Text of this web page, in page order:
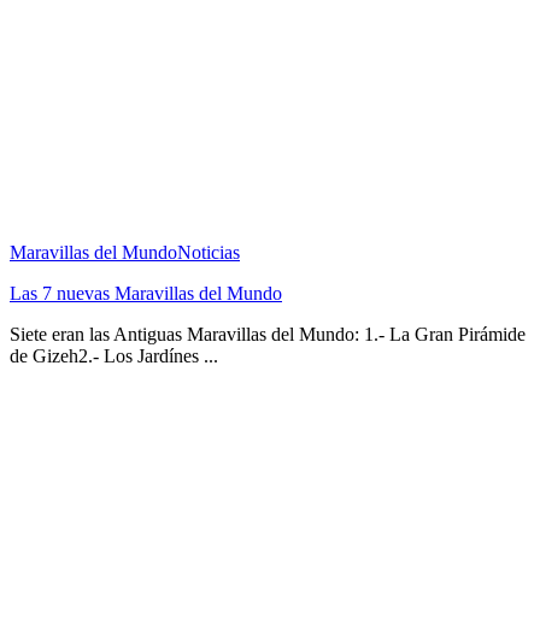
Maravillas del MundoNoticias
Las 7 nuevas Maravillas del Mundo
Siete eran las Antiguas Maravillas del Mundo: 1.- La Gran Pirámide
de Gizeh2.- Los Jardínes ...